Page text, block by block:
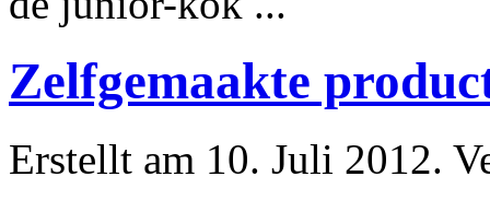
Zelfgemaakte
Erstellt am 10. Juli 2012.